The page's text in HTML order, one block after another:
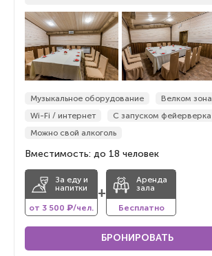
Музыкальное оборудование
Велком зона
Wi-Fi / интернет
С запуском фейерверка
Можно свой алкоголь
Вместимость: до 18 человек
За еду и
напитки
от 3 500 ₽/чел.
+
Аренда
зала
Бесплатно
БРОНИРОВАТЬ